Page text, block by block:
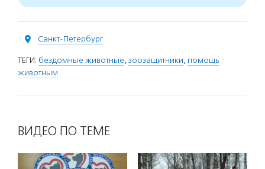
Санкт-Петербург
ТЕГИ: бездомные животные, зоозащитники, помощь
животным
ВИДЕО ПО ТЕМЕ